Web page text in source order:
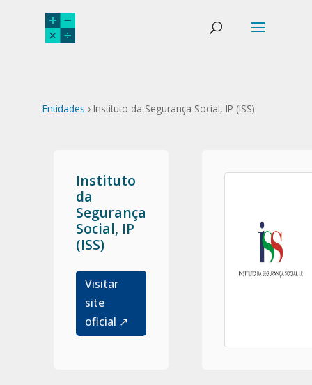
Entidades › Instituto da Segurança Social, IP (ISS)
Instituto
da
Segurança
Social, IP
(ISS)
Visitar
site
oficial ↗